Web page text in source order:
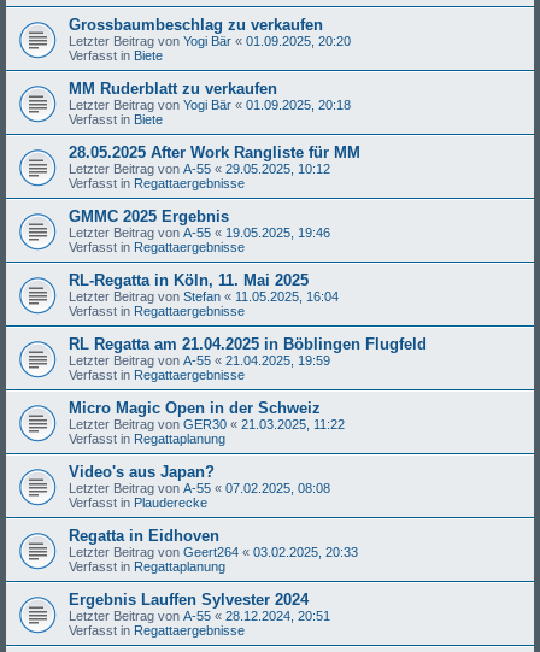
Grossbaumbeschlag zu verkaufen
Letzter Beitrag von Yogi Bär « 01.09.2025, 20:20
Verfasst in Biete
MM Ruderblatt zu verkaufen
Letzter Beitrag von Yogi Bär « 01.09.2025, 20:18
Verfasst in Biete
28.05.2025 After Work Rangliste für MM
Letzter Beitrag von A-55 « 29.05.2025, 10:12
Verfasst in Regattaergebnisse
GMMC 2025 Ergebnis
Letzter Beitrag von A-55 « 19.05.2025, 19:46
Verfasst in Regattaergebnisse
RL-Regatta in Köln, 11. Mai 2025
Letzter Beitrag von Stefan « 11.05.2025, 16:04
Verfasst in Regattaergebnisse
RL Regatta am 21.04.2025 in Böblingen Flugfeld
Letzter Beitrag von A-55 « 21.04.2025, 19:59
Verfasst in Regattaergebnisse
Micro Magic Open in der Schweiz
Letzter Beitrag von GER30 « 21.03.2025, 11:22
Verfasst in Regattaplanung
Video's aus Japan?
Letzter Beitrag von A-55 « 07.02.2025, 08:08
Verfasst in Plauderecke
Regatta in Eidhoven
Letzter Beitrag von Geert264 « 03.02.2025, 20:33
Verfasst in Regattaplanung
Ergebnis Lauffen Sylvester 2024
Letzter Beitrag von A-55 « 28.12.2024, 20:51
Verfasst in Regattaergebnisse